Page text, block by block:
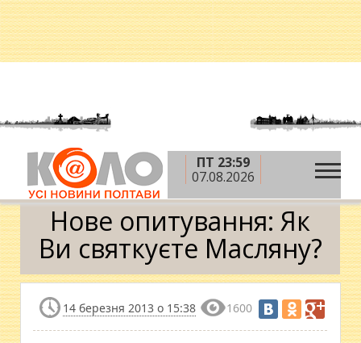
ПТ 23:59
07.08.2026
Головна » Новини »
Нове опитування: Як Ви
святкуєте Масляну?
Нове опитування: Як
Ви святкуєте Масляну?
14 березня 2013 о 15:38 1600